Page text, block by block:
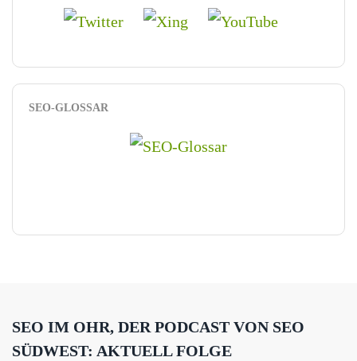
SEO-GLOSSAR
SEO IM OHR, DER PODCAST VON SEO
SÜDWEST: AKTUELL FOLGE